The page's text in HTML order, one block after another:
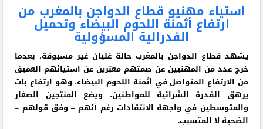
استياء مهنيو قطاع الدواجن بالمغرب من
ارتفاع أثمنة اللحوم البيضاء وتحميل
الفدرالية المسؤولية
يشهد قطاع الدواجن بالمغرب حالة غليان غير مسبوقة، بعدما
خرج عدد من المهنيين عن صمتهم معبّرين عن استيائهم العميق
من الارتفاع المتواصل في أثمنة اللحوم البيضاء، وهو ارتفاع بات
يرهق القدرة الشرائية للمواطنين، ويضع المنتجين الصغار
والمتوسطين في واجهة الانتقادات رغم أنهم – وفق قولهم –
الضحية لا المتسبب.